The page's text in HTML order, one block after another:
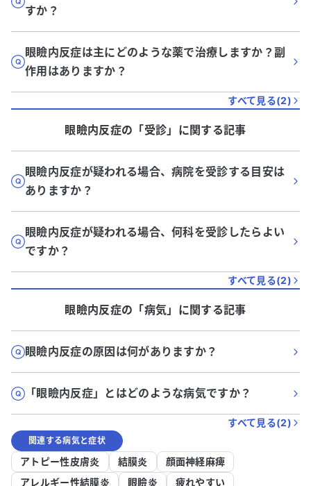
すか？
眼瞼内反症は主にどのような薬で治療しますか？副
作用はありますか？
すべて見る(2)
眼瞼内反症の「受診」に関する記事
眼瞼内反症が疑われる場合、病院を受診する目安は
ありますか？
眼瞼内反症が疑われる場合、何科を受診したらよい
ですか？
すべて見る(2)
眼瞼内反症の「病気」に関する記事
眼瞼内反症の原因は何がありますか？
「眼瞼内反症」とはどのような病気ですか？
すべて見る(2)
関連する病気と症状
アトピー性皮膚炎 結膜炎
顔面神経麻痺
アレルギー性結膜炎
眼瞼炎 疲れやすい